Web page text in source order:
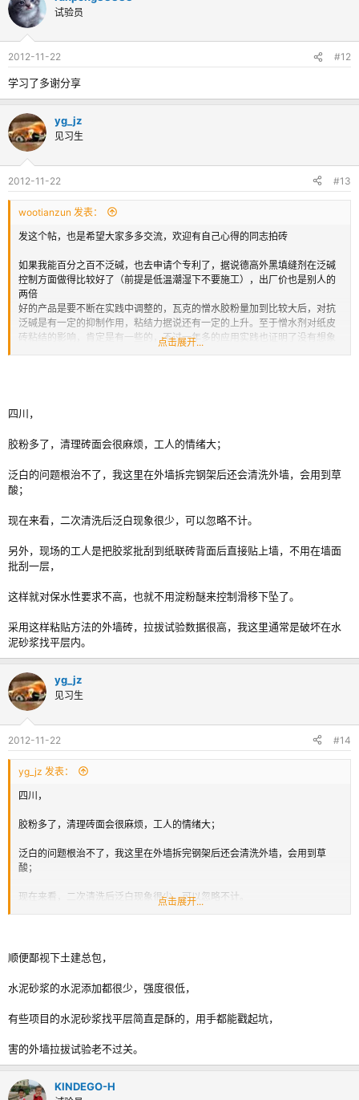
试验员
2012-11-22 #12
学习了多谢分享
yg_jz
见习生
2012-11-22 #13
wootianzun 发表：
发这个帖，也是希望大家多多交流，欢迎有自己心得的同志拍砖
如果我能百分之百不泛碱，也去申请个专利了，据说德高外黑填缝剂在泛碱
控制方面做得比较好了（前提是低温潮湿下不要施工），出厂价也是别人的
两倍
好的产品是要不断在实践中调整的，瓦克的憎水胶粉量加到比较大后，对抗
泛碱是有一定的抑制作用，粘结力据说还有一定的上升。至于憎水剂对纸皮
砖粘结的影响，肯定是有一些的，不过一年多的应用实践也证明了没有想象
点击展开...
四川，
胶粉多了，清理砖面会很麻烦，工人的情绪大；
泛白的问题根治不了，我这里在外墙拆完钢架后还会清洗外墙，会用到草
酸；
现在来看，二次清洗后泛白现象很少，可以忽略不计。
另外，现场的工人是把胶浆批刮到纸联砖背面后直接贴上墙，不用在墙面
批刮一层，
这样就对保水性要求不高，也就不用淀粉醚来控制滑移下坠了。
采用这样粘贴方法的外墙砖，拉拔试验数据很高，我这里通常是破坏在水
泥砂浆找平层内。
yg_jz
见习生
2012-11-22 #14
yg_jz 发表：
四川，
胶粉多了，清理砖面会很麻烦，工人的情绪大；
泛白的问题根治不了，我这里在外墙拆完钢架后还会清洗外墙，会用到草
酸；
现在来看，二次清洗后泛白现象很少，可以忽略不计。
砂浆找平层内。
点击展开...
顺便鄙视下土建总包，
水泥砂浆的水泥添加都很少，强度很低，
有些项目的水泥砂浆找平层简直是酥的，用手都能戳起坑，
害的外墙拉拔试验老不过关。
KINDEGO-H